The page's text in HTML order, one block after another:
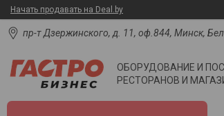
Начать продавать на Deal.by
пр-т Дзержинского, д. 11, оф.844, Минск,
ОБОРУДОВАНИЕ И
РЕСТОРАНОВ И